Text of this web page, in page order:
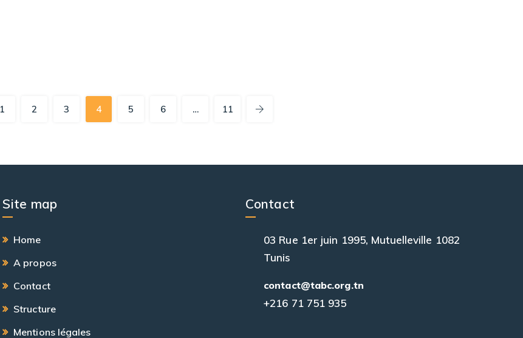
1 2 3 4 5 6 … 11
Site map
Home
A propos
Contact
Structure
Mentions légales
Contact
03 Rue 1er juin 1995, Mutuelleville 1082
Tunis
contact@tabc.org.tn
+216 71 751 935